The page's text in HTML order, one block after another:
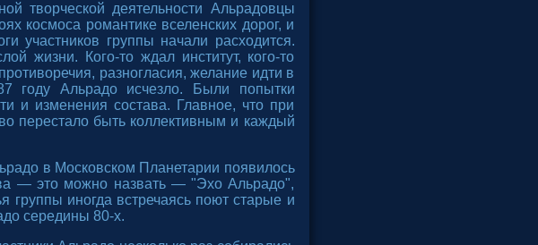
творческой деятельности Альрадовцы
космоса романтике вселенских дорог, и
участников группы начали расходится.
жизни. Кого-то ждал институт, кого-то
разногласия, желание идти в
году Альрадо исчезло. Были попытки
и изменения состава. Главное, что при
перестало быть коллективным и каждый
в Московском Планетарии появилось
— это можно назвать — "Эхо Альрадо",
группы иногда встречаясь поют старые и
середины 80-х.